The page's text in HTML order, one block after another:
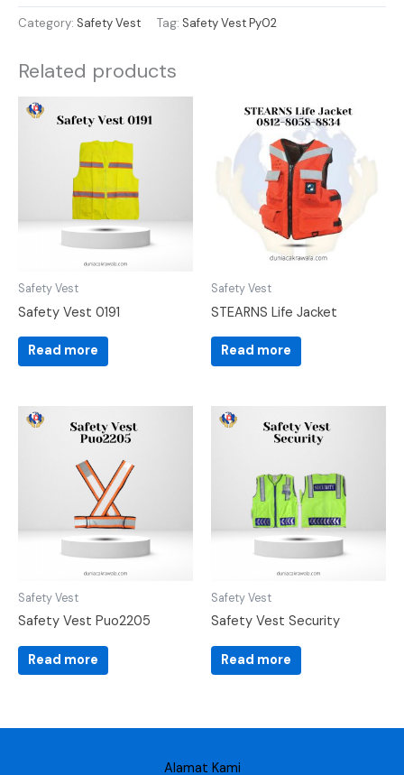
Category: Safety Vest Tag: Safety Vest Py02
Related products
Safety Vest
Safety Vest 0191
Read more
Safety Vest
STEARNS Life Jacket
Read more
Safety Vest
Safety Vest Puo2205
Read more
Safety Vest
Safety Vest Security
Read more
Alamat Kami